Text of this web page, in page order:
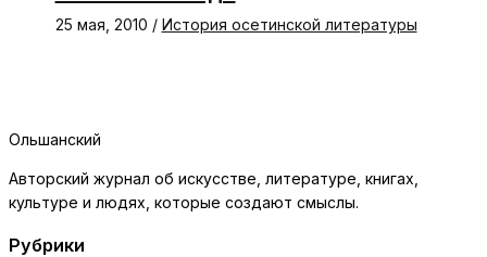
25 мая, 2010 / История осетинской литературы
Ольшанский
Авторский журнал об искусстве, литературе, книгах,
культуре и людях, которые создают смыслы.
Рубрики